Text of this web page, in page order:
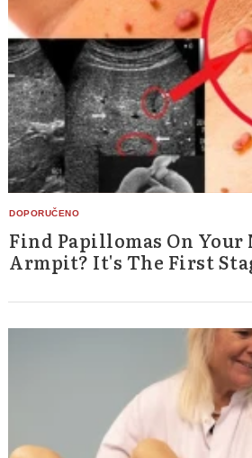
Find Papillomas On Your
Armpit? It's The First